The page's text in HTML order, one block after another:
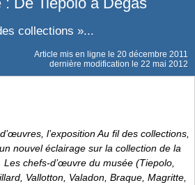
collections »...
Article mis en ligne le 20 décembre 2011
dernière modification le 22 mai 2012
l’expositionAu fil des collections,
nouvel éclairage sur la collection de la
Les chefs-d’œuvre du musée (Tiepolo,
Vallotton, Valadon, Braque, Magritte,